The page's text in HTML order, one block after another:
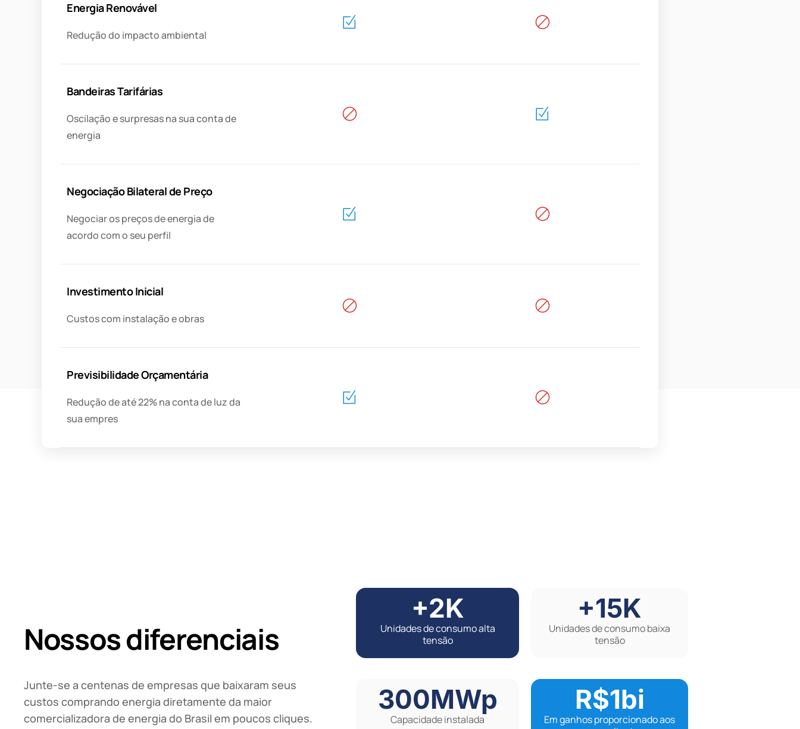
Energia Renovável
Redução do impacto ambiental
Bandeiras Tarifárias
Oscilação e surpresas na sua conta de
energia
Negociação Bilateral de Preço
Negociar os preços de energia de
acordo com o seu perfil
Investimento Inicial
Custos com instalação e obras
Previsibilidade Orçamentária
Redução de até 22% na conta de luz da
sua empres
Nossos diferenciais
Junte-se a centenas de empresas que baixaram seus
custos comprando energia diretamente da maior
comercializadora de energia do Brasil em poucos cliques.
+2K
Unidades de consumo alta
tensão
+15K
Unidades de consumo baixa
tensão
300MWp
Capacidade instalada
R$1bi
Em ganhos proporcionado aos